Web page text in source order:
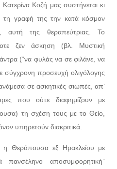
Κοζή μας συστήνεται κι
τη γραφή της την κατά κόσμον
αυτή της θεραπεύτριας. Το
ζεν άσκηση (βλ. Μυστική
(“να φυλάς να σε φιλάνε, να
σύγχρονη προσευχή ολιγόλογης
σε ασκητικές σιωπές, απ’
που ούτε διαφημίζουν με
τη σχέση τους με το Θείο,
υπηρετούν διακριτικά.
η Θεράπουσα εξ Ηρακλείου με
πανσέληνο αποσυμφορητική”